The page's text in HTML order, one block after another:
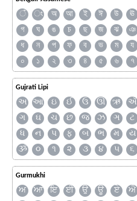
ঁ ং অ আ ই ঈ উ ঊ
গ
ঘ ঙ চ ছ জ ঝ ঞ
ধ
ন প ফ ব ভ ম য
০
১ ২ ৩ ৪ ৫ ৬ ৭
Gujrati Lipi
અ આ ઇ ઈ ઉ ઊ ઋ ઍ
ગ
ઘ ચ છ જ ઝ ઞ ટ
ધ
ન પ ફ બ ભ મ ય
ૐ
૦ ૧ ૨ ૩ ૪ ૫ ૬
Gurmukhi
ਅ ਆ ਇ ਈ ਉ ਊ ਏ ਐ